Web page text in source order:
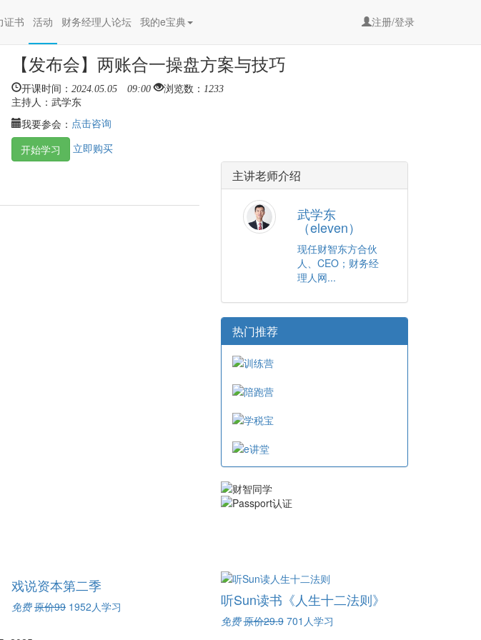
证书 活动 (current)
财务经理人论坛 我的e宝典 注册/登录
【发布会】两账合一操盘方案与技巧
开课时间： 2024.05.05 09:00 浏览数： 1233
主持人： 武学东
我要参会： 点击咨询
开始学习
立即购买
主讲老师介绍
武学东
（eleven）
现任财智东方合伙
人、CEO；财务经
理人网...
热门推荐
戏说资本第二季
免费 原价99 1952人学习 听Sun读书《人生十二法则》
免费 原价29.9 701人学习